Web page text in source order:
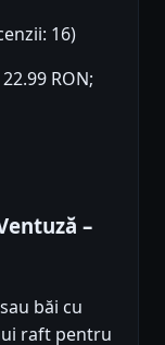
16)
RON;
–
băi cu
raft pentru